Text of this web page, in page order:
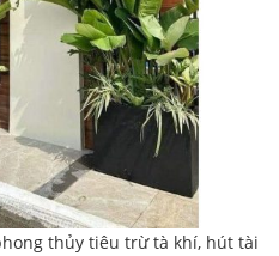
thủy tiêu trừ tà khí, hút tài